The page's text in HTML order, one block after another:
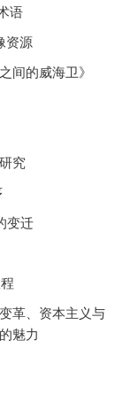
语
资源
间的威海卫》
究
变迁
革、资本主义与
魅力